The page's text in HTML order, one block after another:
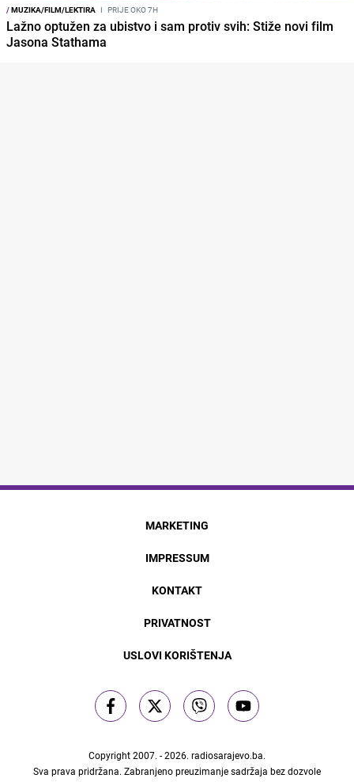
/MUZIKA/FILM/LEKTIRA I PRIJE OKO 7H
Lažno optužen za ubistvo i sam protiv svih: Stiže novi film
Jasona Stathama
MARKETING
IMPRESSUM
KONTAKT
PRIVATNOST
USLOVI KORIŠTENJA
Copyright 2007. - 2026. radiosarajevo.ba.
Sva prava pridržana. Zabranjeno preuzimanje sadržaja bez dozvole